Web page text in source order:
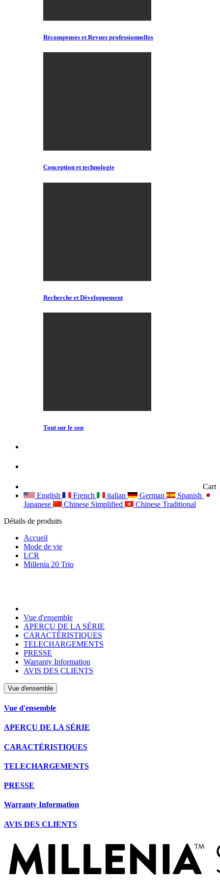
Récompenses et Revues professionnelles
Conception et technologie
Recherche et Développement
Tout sur le son
Cart
English
French italian German
Spanish
Japanese
Chinese Simplified
Chinese Traditional
Détails de produits
Accueil
Mode de vie
LCR
Millenia 20 Trio
Vue d'ensemble
APERÇU DE LA SÉRIE
CARACTÉRISTIQUES
TELECHARGEMENTS
PRESSE
Warranty Information
AVIS DES CLIENTS
Vue d'ensemble
Vue d'ensemble
APERÇU DE LA SÉRIE
CARACTÉRISTIQUES
TELECHARGEMENTS
PRESSE
Warranty Information
AVIS DES CLIENTS